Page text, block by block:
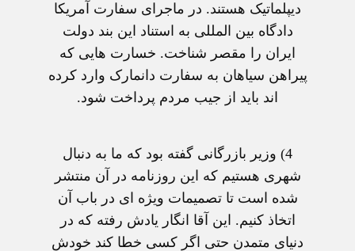
دیپلماتیک هستند. در ماجرای سفارت آمریکا
دادگاه بین المللی به استناد این بند دولت
ایران را مقصر شناخت. خسارت هایی که
پیراهن سیاهان به سفارت دانمارک وارد کرده
اند باید از جیب مردم پرداخت شود.
4) وزیر بازرگانی گفته بود که ما به دنبال
شهری هستیم که این روزنامه در آن منتشر
شده است تا تصمیمات ویژه ای در باب آن
اتخاذ کنیم. این آقا انگار یادش رفته که در
دنیای متمدن حتی اگر کسی خطا کند خودش